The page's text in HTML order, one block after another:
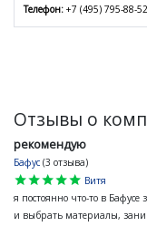
Телефон: +7 (495) 795-88-52
Отзывы о
рекомендую
Бафус (3 отзыва)
star
star
star
star
star
Витя
я постоянно что-то в
и выбрать материалы,